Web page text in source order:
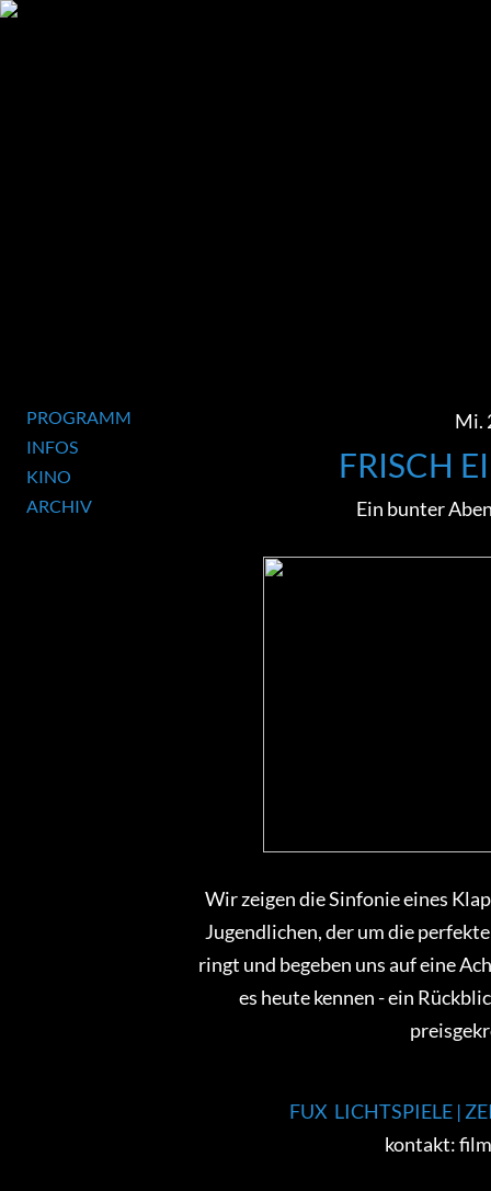
PROGRAMM
INFOS
KINO
ARCHIV
Mi.
FRISCH
Ein bunter
Wir zeigen die Sinfonie eines
Jugendlichen, der um die
ringt und begeben uns auf eine
es heute kennen - ein
FUX LICHTSPIELE |
kontakt: